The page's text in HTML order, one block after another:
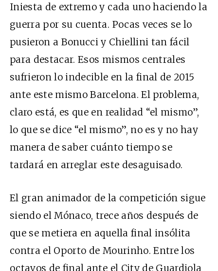
Iniesta de extremo y cada uno haciendo la
guerra por su cuenta. Pocas veces se lo
pusieron a Bonucci y Chiellini tan fácil
para destacar. Esos mismos centrales
sufrieron lo indecible en la final de 2015
ante este mismo Barcelona. El problema,
claro está, es que en realidad “el mismo”,
lo que se dice “el mismo”, no es y no hay
manera de saber cuánto tiempo se
tardará en arreglar este desaguisado.
El gran animador de la competición sigue
siendo el Mónaco, trece años después de
que se metiera en aquella final insólita
contra el Oporto de Mourinho. Entre los
octavos de final ante el City de Guardiola